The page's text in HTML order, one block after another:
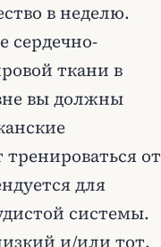
в неделю.
сердечно-
ткани в
вы должны
от
для
системы.
и/или тот,